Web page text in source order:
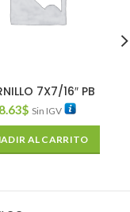
7X7/16″ PB
8.63$ Sin IGV
AL CARRITO